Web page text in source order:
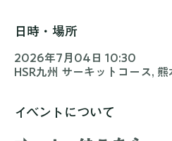
2026年7月04日 10:30